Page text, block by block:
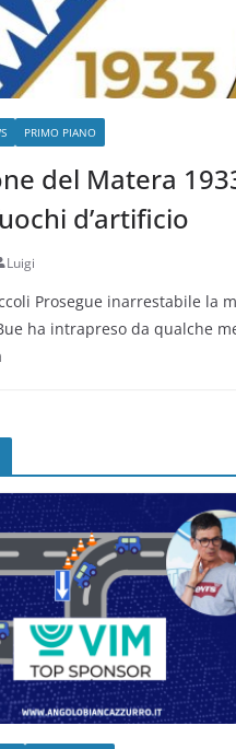
PRIMO PIANO
del Matera
d’artificio
Luigi
Prosegue inarrestabile la
ha intrapreso da qualche